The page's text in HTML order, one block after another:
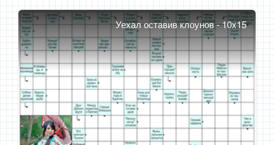
Уехал оставив клоунов - 10x15